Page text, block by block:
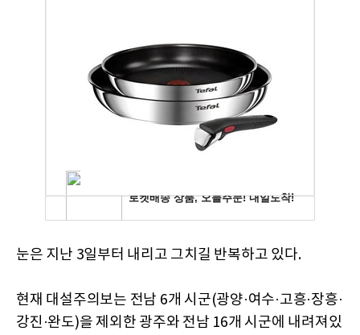
눈은 지난 3일부터 내리고 그치길 반복하고 있다.
현재 대설주의보는 전남 6개 시군(광양·여수·고흥·장흥·
강진·완도)을 제외한 광주와 전남 16개 시군에 내려져있